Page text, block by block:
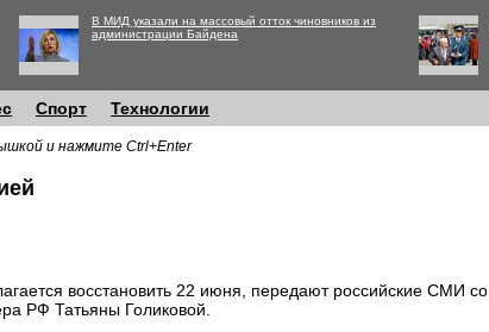
В МИД указали на массовый отток чиновников из
администрации Байдена
Спорт Технологии
и нажмите Ctrl+Enter
восстановить 22 июня, передают российские СМИ со
РФ Татьяны Голиковой.